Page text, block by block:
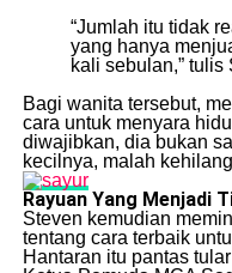
“Jumlah itu tidak
yang hanya
kali sebulan,” tulis
Bagi wanita tersebut,
cara untuk menyara
diwajibkan, dia bukan
kecilnya, malah
Rayuan Yang Menjadi
Steven kemudian
tentang cara terbaik
Hantaran itu pantas